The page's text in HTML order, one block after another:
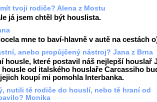
tvoji rodiče? Alena z Mostu
já jsem chtěl být houslista.
mne to baví-hlavně v autě na cestách
anebo propůjčený nástroj? Jana z Brna
housle, které postavil náš nejlepší houslař
od italského houslaře Carcassiho
koupí mi pomohla Interbanka.
nutili tě rodiče do houslí, nebo tě hraní od
Monika